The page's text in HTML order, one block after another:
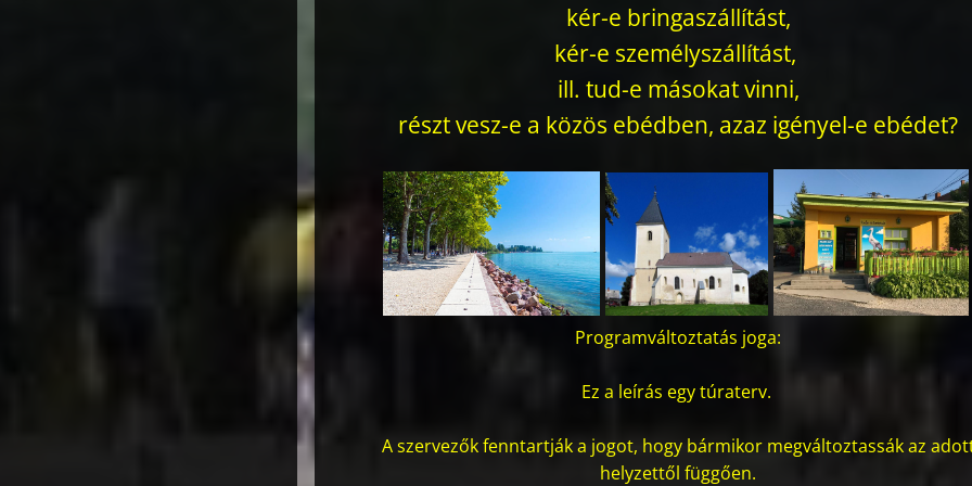
kér-e bringaszállítást,
kér-e személyszállítást,
ill. tud-e másokat vinni,
részt vesz-e a közös ebédben, azaz igényel-e ebédet?
Programváltoztatás joga:
Ez a leírás egy túraterv.
A szervezők fenntartják a jogot, hogy bármikor megváltoztassák az
helyzettől függően.